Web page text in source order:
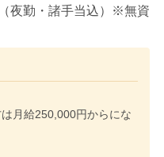
夜勤・諸手当込）※無資
月給250,000円からにな